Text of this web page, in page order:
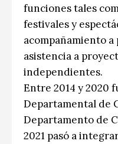
funciones tales
festivales y
acompañamiento
asistencia a
independientes.
Entre 2014 y 2020
Departamental de
Departamento de
2021 pasó a